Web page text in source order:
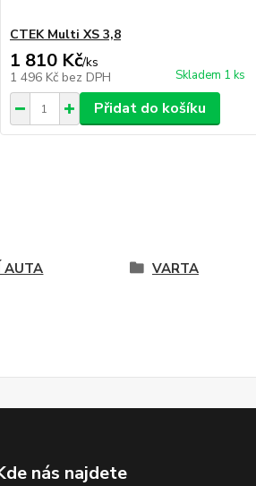
CTEK Multi XS 3,8
1 810 Kč/ks
1 496 Kč bez DPH Skladem 1 ks
Přidat do košíku
AUTA VARTA
nás najdete